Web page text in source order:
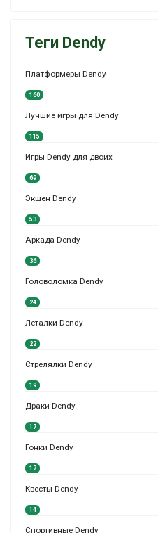
Теги Dendy
Платформеры Dendy
160
Лучшие игры для Dendy
115
Игры Dendy для двоих
69
Экшен Dendy
53
Аркада Dendy
36
Головоломка Dendy
24
Леталки Dendy
22
Стрелялки Dendy
19
Драки Dendy
17
Гонки Dendy
17
Квесты Dendy
14
Спортивные Dendy